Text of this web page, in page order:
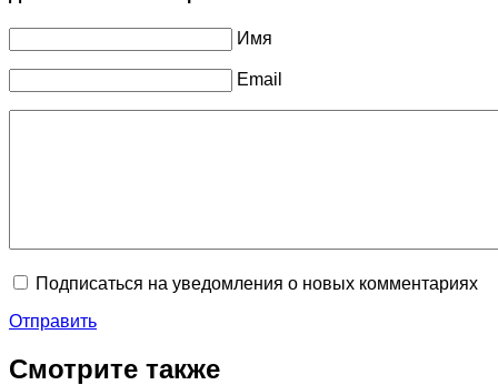
Имя
Email
Подписаться на уведомления о новых комментариях
Отправить
Смотрите также